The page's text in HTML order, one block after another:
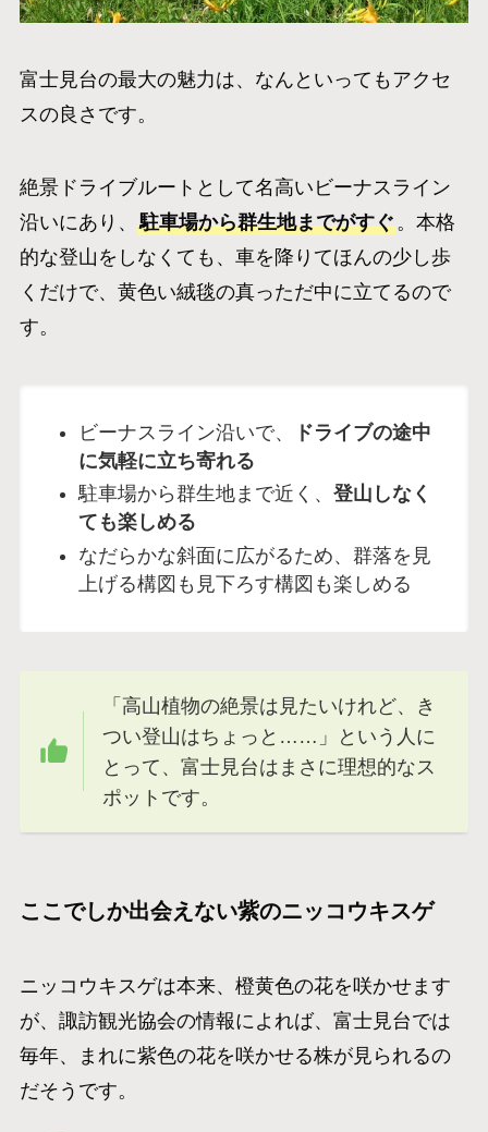
富士見台の最大の魅力は、なんといってもアクセ
スの良さです。
絶景ドライブルートとして名高いビーナスライン
沿いにあり、 駐車場から群生地までがすぐ。本格
的な登山をしなくても、車を降りてほんの少し歩
くだけで、黄色い絨毯の真っただ中に立てるので
す。
ビーナスライン沿いで、
ドライブの途中
に気軽に立ち寄れる
駐車場から群生地まで近く、 登山しなく
ても楽しめる
なだらかな斜面に広がるため、群落を見
上げる構図も見下ろす構図も楽しめる
「高山植物の絶景は見たいけれど、き
つい登山はちょっと……」という人に
とって、富士見台はまさに理想的なス
ポットです。
ここでしか出会えない紫のニッコウキスゲ
ニッコウキスゲは本来、橙黄色の花を咲かせます
が、諏訪観光協会の情報によれば、富士見台では
毎年、まれに紫色の花を咲かせる株が見られるの
だそうです。